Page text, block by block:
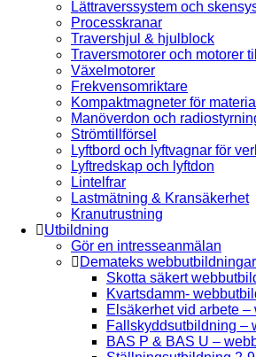
Lättraverssystem och
Processkranar
Travershjul & hjulblock
Traversmotorer och motorer
Växelmotorer
Frekvensomriktare
Kompaktmagneter för
Manöverdon och
Strömtillförsel
Lyftbord och lyftvagnar för
Lyftredskap och lyftdon
Lintelfrar
Lastmätning & Kransäkerhet
Kranutrustning
Utbildning
Gör en intresseanmälan
Demateks webbutbildningar
Skotta säkert
Kvartsdamm-
Elsäkerhet vid arbete
Fallskyddsutbildning –
BAS P & BAS U –